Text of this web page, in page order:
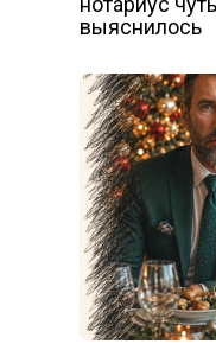
выяснилось